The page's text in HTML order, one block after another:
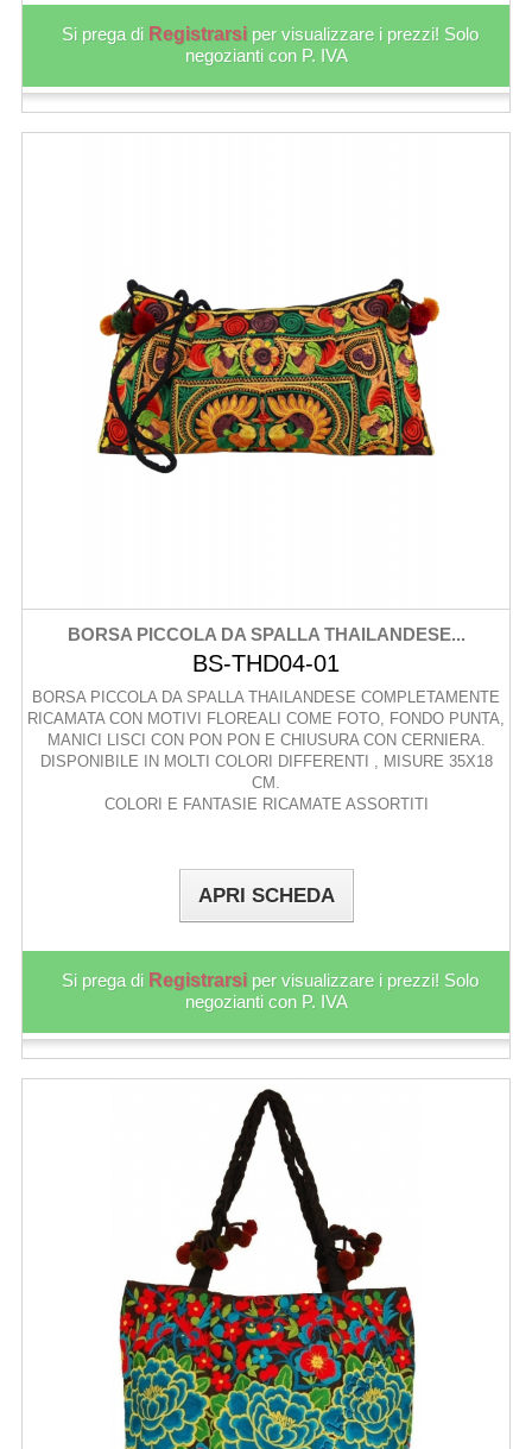
Si prega di Registrarsi per visualizzare i prezzi! Solo
negozianti con P. IVA
BORSA PICCOLA DA SPALLA THAILANDESE...
BS-THD04-01
BORSA PICCOLA DA SPALLA THAILANDESE COMPLETAMENTE
RICAMATA CON MOTIVI FLOREALI COME FOTO, FONDO PUNTA,
MANICI LISCI CON PON PON E CHIUSURA CON CERNIERA.
DISPONIBILE IN MOLTI COLORI DIFFERENTI , MISURE 35X18
CM.
COLORI E FANTASIE RICAMATE ASSORTITI
APRI SCHEDA
Si prega di Registrarsi per visualizzare i prezzi! Solo
negozianti con P. IVA